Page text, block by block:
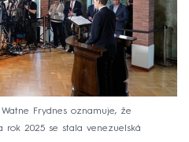
Frydnes oznamuje, že
rok 2025 se stala venezuelská